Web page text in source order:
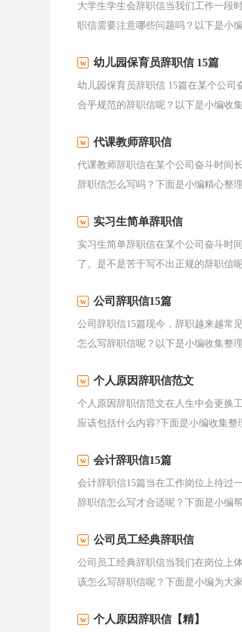
大学生学生会辞职信当我们工作一段
职信需要注意哪些问题吗？以下是小
幼儿园保育员辞职信 15篇
幼儿园保育员辞职信 15篇在某个公
合乎规范的辞职信呢？以下是小编收
代课教师辞职信
代课教师辞职信在某个公司奋斗时间
辞职信怎么写吗？下面是小编精心整
实习生简单辞职信
实习生简单辞职信在某个公司奋斗时
了。是不是苦于写不出正规的辞职信
公司辞职信15篇
公司辞职信15篇现今，辞职越来越常
怎么写辞职信呢？以下是小编收集整
个人原因辞职信范文
个人原因辞职信范文在人生中会更换
应该包括什么内容?下面是小编收集
会计辞职信15篇
会计辞职信15篇当在工作岗位上待过
辞职信怎么写才合适呢？下面是小编
公司员工经典辞职信
公司员工经典辞职信当我们在岗位上
该怎么写辞职信呢？下面是小编为大
个人原因辞职信【精】